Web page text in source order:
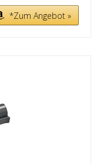
*Zum Angebot »